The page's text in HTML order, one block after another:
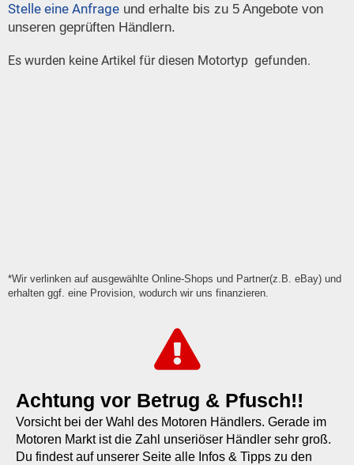
Stelle eine Anfrage und erhalte bis zu 5 Angebote von
unseren geprüften Händlern.
Es wurden keine Artikel für diesen Motortyp gefunden.
*Wir verlinken auf ausgewählte Online-Shops und Partner(z.B. eBay) und
erhalten ggf. eine Provision, wodurch wir uns finanzieren.
Achtung vor Betrug & Pfusch!!
Vorsicht bei der Wahl des Motoren Händlers. Gerade im
Motoren Markt ist die Zahl unseriöser Händler sehr groß.
Du findest auf unserer Seite alle Infos & Tipps zu den